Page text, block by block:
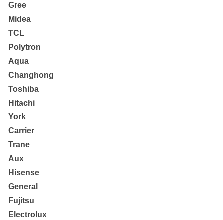
Gree
Midea
TCL
Polytron
Aqua
Changhong
Toshiba
Hitachi
York
Carrier
Trane
Aux
Hisense
General
Fujitsu
Electrolux